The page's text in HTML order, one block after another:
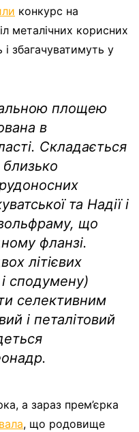
конкурс на
металічних корисних
збагачуватимуть у
площею
в
Складається
та Надії і
що
фланзі.
літієвих
і сподумену)
селективним
і петалітовий
а зараз прем’єрка
, що родовище